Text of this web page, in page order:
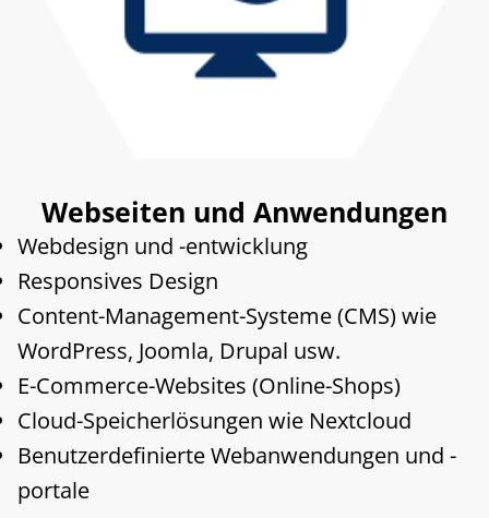
Webseiten und Anwendungen
Webdesign und -entwicklung
Responsives Design
Content-Management-Systeme (CMS) wie
WordPress, Joomla, Drupal usw.
E-Commerce-Websites (Online-Shops)
Cloud-Speicherlösungen wie Nextcloud
Benutzerdefinierte Webanwendungen und -
portale